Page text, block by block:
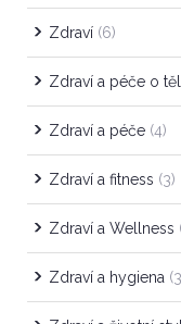
Zdraví (6)
Zdraví a péče o
Zdraví a péče (4)
Zdraví a fitness (3)
Zdraví a Wellness
Zdraví a hygiena